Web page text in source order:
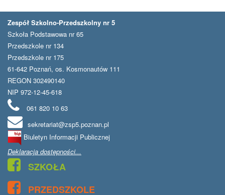
Zespół Szkolno-Przedszkolny nr 5
Szkoła Podstawowa nr 65
Przedszkole nr 134
Przedszkole nr 175
61-642 Poznań, os. Kosmonautów 111
REGON 302490140
NIP 972-12-45-618
061 820 10 63
sekretariat@zsp5.poznan.pl
Biuletyn Informacji Publicznej
Deklaracja dostępności...
SZKOŁA
PRZEDSZKOLE